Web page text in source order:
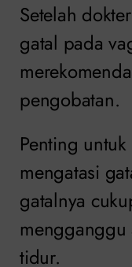
Setelah
gatal pada
pengobatan.
Penting
mengatasi
gatalnya
mengganggu
tidur.